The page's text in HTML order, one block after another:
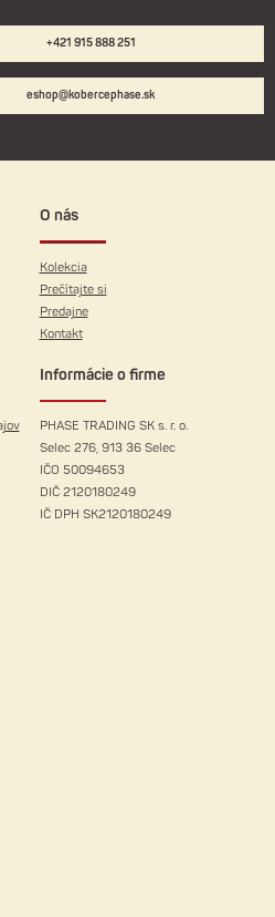
+421 915 888 251
eshop@kobercephase.sk
O nás
Kolekcia
Prečítajte si
Predajne
Kontakt
Informácie o firme
PHASE TRADING SK s. r. o.
Selec 276, 913 36 Selec
IČO 50094653
DIČ 2120180249
IČ DPH SK2120180249